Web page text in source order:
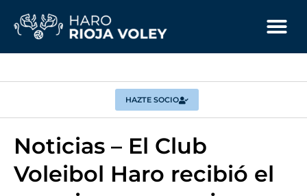
HAZTE SOCIO
Noticias – El Club
Voleibol Haro recibió el